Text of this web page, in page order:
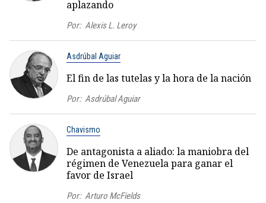
aplazando
Por: Alexis L. Leroy
Asdrúbal Aguiar
El fin de las tutelas y la hora de la nación
Por: Asdrúbal Aguiar
Chavismo
De antagonista a aliado: la maniobra del
régimen de Venezuela para ganar el
favor de Israel
Por: Arturo McFields